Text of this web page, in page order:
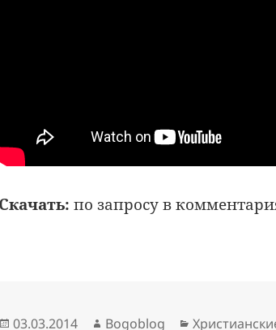
Скачать: по запросу в
Опубликовано
03.03.2014 Автор
Bogoblog Рубрики